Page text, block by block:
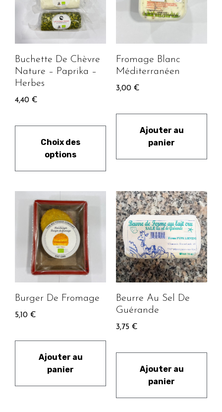
Buchette De Chèvre
Nature – Paprika –
Herbes
4,40 €
Choix des
options
Fromage Blanc
Méditerranéen
3,00 €
Ajouter au
panier
Burger De Fromage
5,10 €
Ajouter au
panier
Beurre Au Sel De
Guérande
3,75 €
Ajouter au
panier